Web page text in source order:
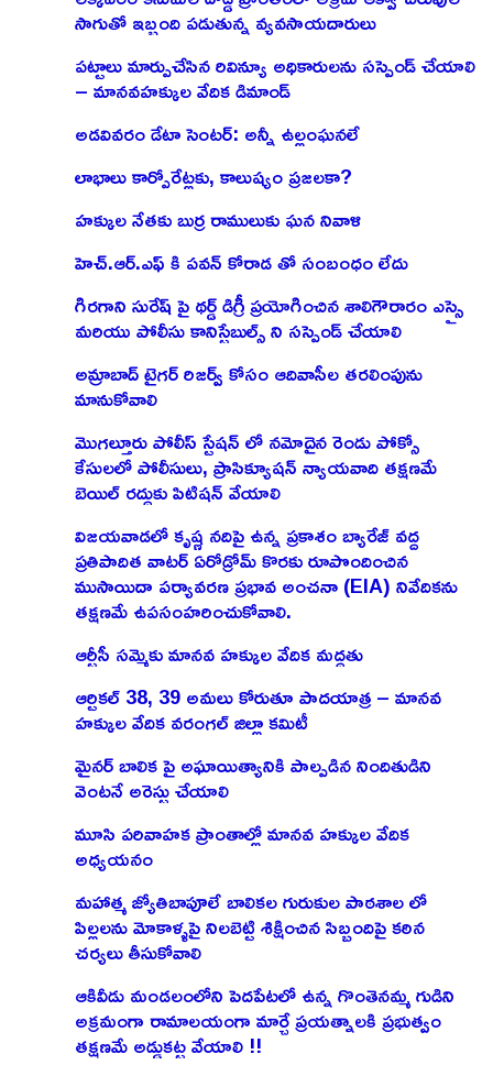
సాగుతో ఇబ్బంది పడుతున్న వ్యవసాయదారులు
పట్టాలు మార్పుచేసిన రివిన్యూ అధికారులను సస్పెండ్ చేయాలి
– మానవహక్కుల వేదిక డిమాండ్
అడవివరం డేటా సెంటర్: అన్నీ ఉల్లంఘనలే
లాభాలు కార్పోరేట్లకు, కాలుష్యం ప్రజలకా?
హక్కుల నేతకు బుర్ర రాములుకు ఘన నివాళి
హెచ్.ఆర్.ఎఫ్ కి పవన్ కోరాడ తో సంబంధం లేదు
గిరగాని సురేష్ పై థర్డ్ డిగ్రీ ప్రయోగించిన శాలిగౌరారం ఎస్సై
మరియు పోలీసు కానిస్టేబుల్స్ ని సస్పెండ్ చేయాలి
అమ్రాబాద్ టైగర్ రిజర్వ్ కోసం ఆదివాసీల తరలింపును
మానుకోవాలి
మొగల్తూరు పోలీస్ స్టేషన్ లో నమోదైన రెండు పోక్సో
కేసులలో పోలీసులు, ప్రాసిక్యూషన్ న్యాయవాది తక్షణమే
బెయిల్ రద్దుకు పిటిషన్ వేయాలి
విజయవాడలో కృష్ణ నదిపై ఉన్న ప్రకాశం బ్యారేజ్ వద్ద
ప్రతిపాదిత వాటర్ ఏరోడ్రోమ్ కొరకు రూపొందించిన
ముసాయిదా పర్యావరణ ప్రభావ అంచనా (EIA) నివేదికను
తక్షణమే ఉపసంహరించుకోవాలి.
ఆర్టీసీ సమ్మెకు మానవ హక్కుల వేదిక మద్దతు
ఆర్టికల్ 38, 39 అమలు కోరుతూ పాదయాత్ర – మానవ
హక్కుల వేదిక వరంగల్ జిల్లా కమిటీ
మైనర్ బాలిక పై అఘాయిత్యానికి పాల్పడిన నిందితుడిని
వెంటనే అరెస్టు చేయాలి
మూసి పరివాహక ప్రాంతాల్లో మానవ హక్కుల వేదిక
అధ్యయనం
మహాత్మ జ్యోతిబాపూలే బాలికల గురుకుల పాఠశాల లో
పిల్లలను మోకాళ్ళపై నిలబెట్టి శిక్షించిన సిబ్బందిపై కఠిన
చర్యలు తీసుకోవాలి
ఆకివీడు మండలంలోని పెదపేటలో ఉన్న గొంతెనమ్మ గుడిని
అక్రమంగా రామాలయంగా మార్చే ప్రయత్నాలకి ప్రభుత్వం
తక్షణమే అడ్డుకట్ట వేయాలి !!